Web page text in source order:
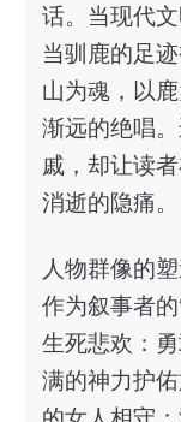
话。当现代
当驯鹿的足
山为魂，以
渐远的绝唱
戚，却让读
消逝的隐痛。
人物群像的
作为叙事者
生死悲欢：
满的神力护